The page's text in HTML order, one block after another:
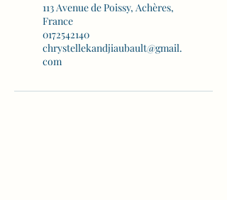
113 Avenue de Poissy, Achères,
France
0172542140
chrystellekandjiaubault@gmail.
com